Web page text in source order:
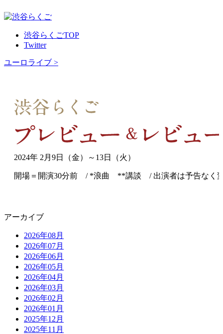
渋谷らくごTOP
Twitter
ユーロライブ >
2024年 2月9日（金）～13日（火）
開場＝開演30分前 / *浪曲 **講談 / 出演者は予告なく
アーカイブ
2026年08月
2026年07月
2026年06月
2026年05月
2026年04月
2026年03月
2026年02月
2026年01月
2025年12月
2025年11月